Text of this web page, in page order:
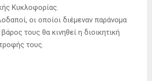
Κυκλοφορίας.
οι οποίοι διέμεναν παράνομα
τους θα κινηθεί η διοικητική
τους.